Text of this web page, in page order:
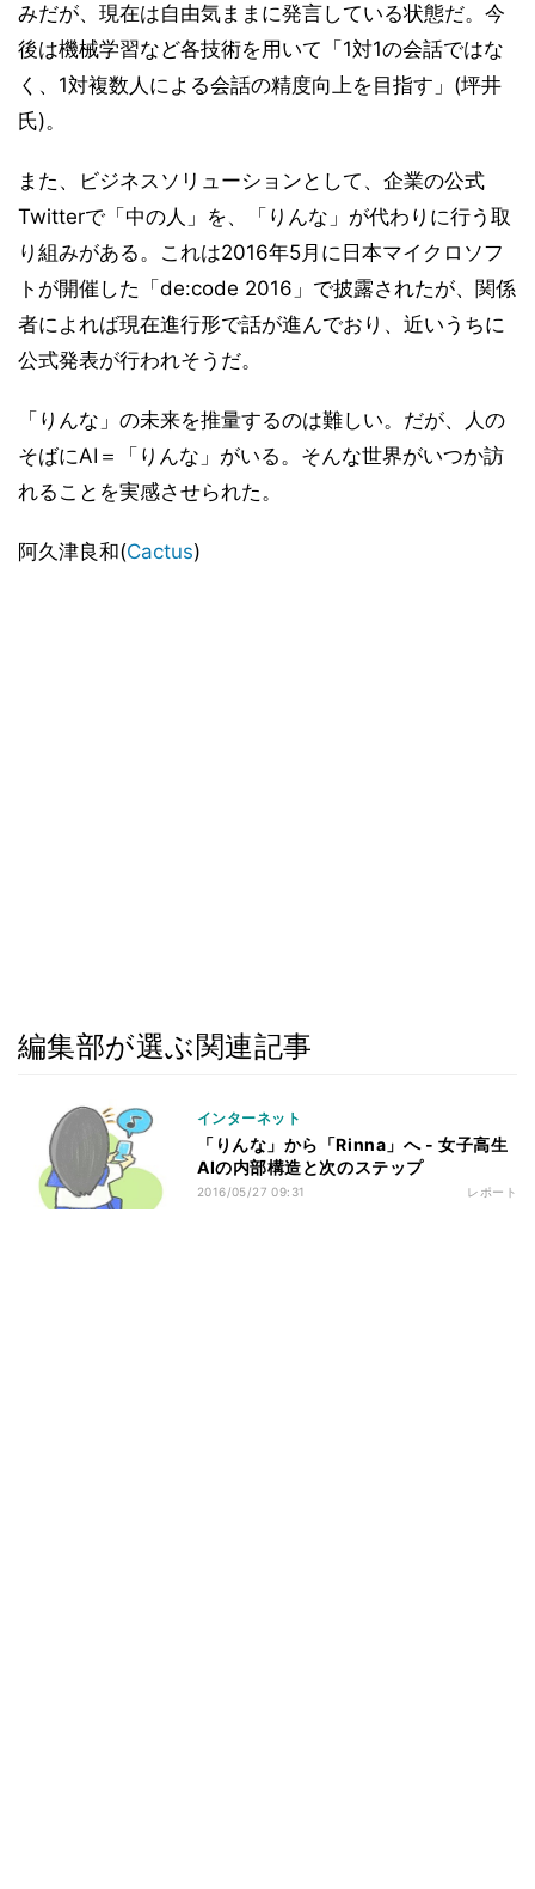
みだが、現在は自由気ままに発言している状態だ。今
後は機械学習など各技術を用いて「1対1の会話ではな
く、1対複数人による会話の精度向上を目指す」(坪井
氏)。
また、ビジネスソリューションとして、企業の公式
Twitterで「中の人」を、「りんな」が代わりに行う取
り組みがある。これは2016年5月に日本マイクロソフ
トが開催した「de:code 2016」で披露されたが、関係
者によれば現在進行形で話が進んでおり、近いうちに
公式発表が行われそうだ。
「りんな」の未来を推量するのは難しい。だが、人の
そばにAI＝「りんな」がいる。そんな世界がいつか訪
れることを実感させられた。
阿久津良和(Cactus)
編集部が選ぶ関連記事
インターネット
「りんな」から「Rinna」へ - 女子高生
AIの内部構造と次のステップ
2016/05/27 09:31 レポート